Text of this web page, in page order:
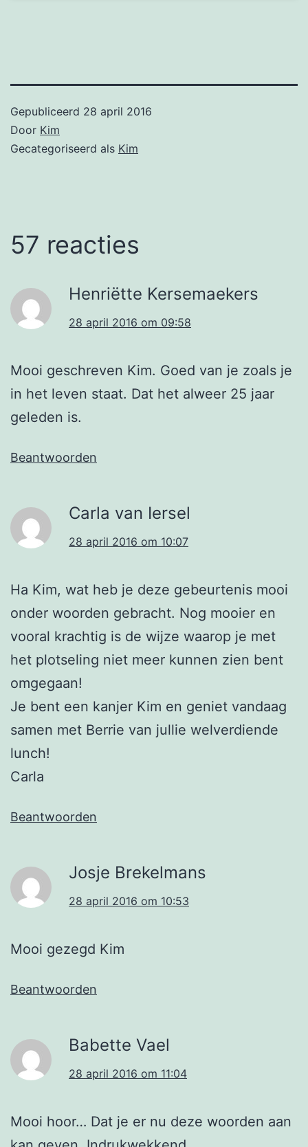
Gepubliceerd 28 april 2016
Door Kim
Gecategoriseerd als Kim
57 reacties
Henriëtte Kersemaekers
28 april 2016 om 09:58
Mooi geschreven Kim. Goed van je zoals je
in het leven staat. Dat het alweer 25 jaar
geleden is.
Beantwoorden
Carla van Iersel
28 april 2016 om 10:07
Ha Kim, wat heb je deze gebeurtenis mooi
onder woorden gebracht. Nog mooier en
vooral krachtig is de wijze waarop je met
het plotseling niet meer kunnen zien bent
omgegaan!
Je bent een kanjer Kim en geniet vandaag
samen met Berrie van jullie welverdiende
lunch!
Carla
Beantwoorden
Josje Brekelmans
28 april 2016 om 10:53
Mooi gezegd Kim
Beantwoorden
Babette Vael
28 april 2016 om 11:04
Mooi hoor… Dat je er nu deze woorden aan